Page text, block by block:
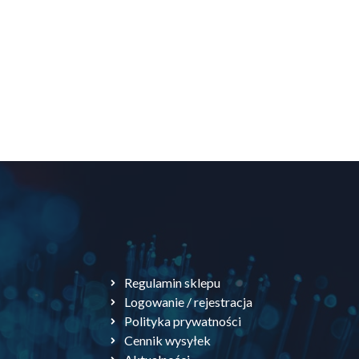
Regulamin sklepu
Logowanie / rejestracja
Polityka prywatności
Cennik wysyłek